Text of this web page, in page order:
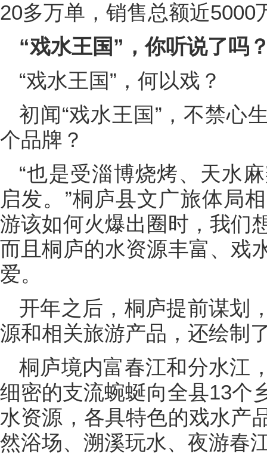
20多万单，销售总额近5000
“戏水王国”，你听说了吗
“戏水王国”，何以戏？
初闻“戏水王国”，不禁心
个品牌？
“也是受淄博烧烤、天水
启发。”桐庐县文广旅体局
游该如何火爆出圈时，我们
而且桐庐的水资源丰富、戏
爱。
开年之后，桐庐提前谋划
源和相关旅游产品，还绘制
桐庐境内富春江和分水江
细密的支流蜿蜒向全县13个
水资源，各具特色的戏水产
然浴场、溯溪玩水、夜游春